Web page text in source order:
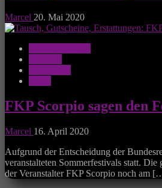
Marcel 20. Mai 2020
FKP Scorpio sagen den
Marcel 16. April 2020
Aufgrund der Entscheidung der
veranstalteten Sommerfestivals statt.
der Veranstalter FKP Scorpio noch am